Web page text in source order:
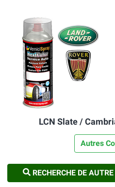
LCN Slate /
Autres
RECHERCHE DE